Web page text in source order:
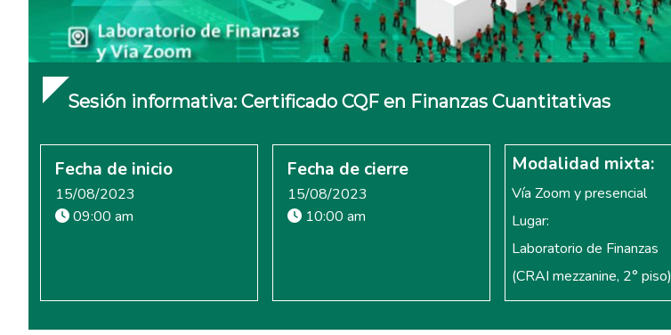
Sesión informativa: Certificado CQF en Finanzas Cuantitativas
Fecha de inicio
15/08/2023
09:00 am
Fecha de cierre
15/08/2023
10:00 am
Modalidad mixta:
Vía Zoom y presencial
Lugar:
Laboratorio de Finanzas
(CRAI mezzanine, 2° piso)